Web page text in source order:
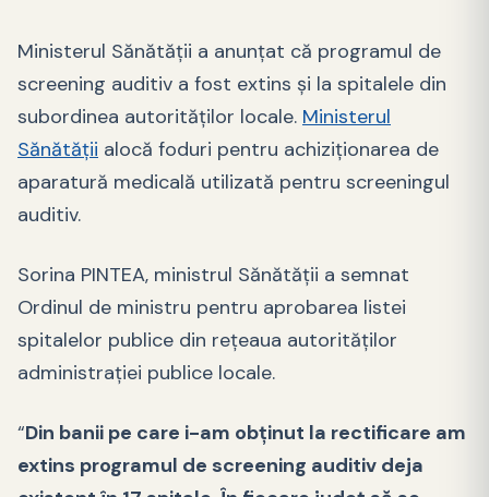
Ministerul Sănătății a anunțat că programul de
screening auditiv a fost extins și la spitalele din
subordinea autorităților locale. Ministerul
Sănătății alocă foduri pentru achiziționarea de
aparatură medicală utilizată pentru screeningul
auditiv.
Sorina PINTEA, ministrul Sănătății a semnat
Ordinul de ministru pentru aprobarea listei
spitalelor publice din rețeaua autorităților
administrației publice locale.
“Din banii pe care i-am obținut la rectificare am
extins programul de screening auditiv deja